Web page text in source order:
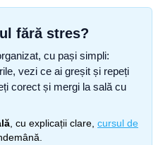
fără stres?
cu pași simpli:
vezi ce ai greșit și repeți
corect și mergi la sală cu
, cu explicații clare, cursul de